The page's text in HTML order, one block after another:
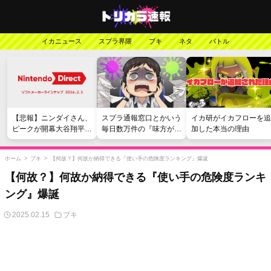
イカニュース スプラ界隈 ブキ ネタ バトル
【悲報】ニンダイさん、
ピークが開幕大谷翔平の
がっかりダイレクトだっ
たと言われてしまう
スプラ通報窓口とかいう
毎日数万件の『味方が弱
い』愚痴を読まされる苦
行
イカ研がイカフローを追
加した本当の理由
ホーム > ブキ > 【何故？】何故か納得できる『使い手の危険度ランキング』爆誕
【何故？】何故か納得できる『使い手の危険度ランキ
ング』爆誕
2025.02.15 ブキ